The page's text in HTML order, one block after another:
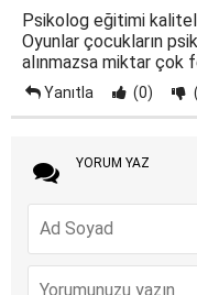
Psikolog eğitimi
Oyunlar çocukların
alınmazsa miktar çok
Yanıtla (0)
YORUM YAZ